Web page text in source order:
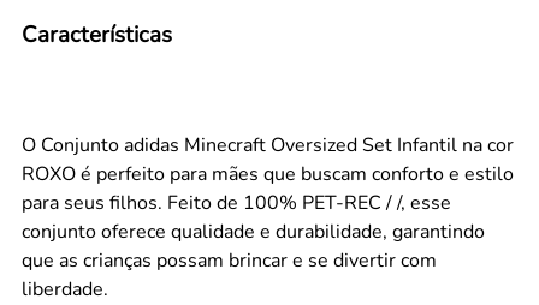
Características
O Conjunto adidas Minecraft Oversized Set Infantil na cor
ROXO é perfeito para mães que buscam conforto e estilo
para seus filhos. Feito de 100% PET-REC / /, esse
conjunto oferece qualidade e durabilidade, garantindo
que as crianças possam brincar e se divertir com
liberdade.